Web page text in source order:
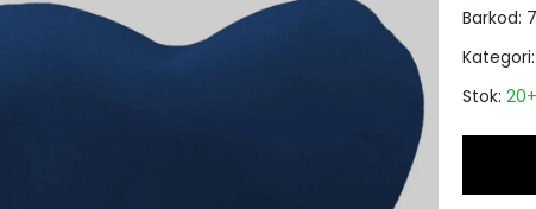
Barkod:
Kategori:
Stok: 20+